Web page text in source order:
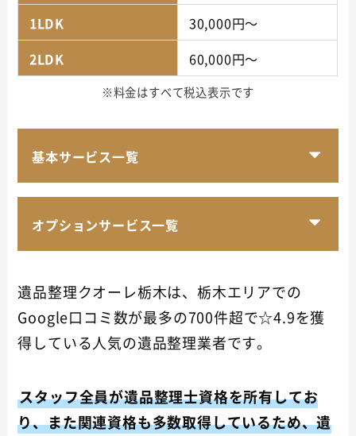
1LDK
30,000円～
2LDK
60,000円～
※料金はすべて税込表示です
基本サービス一覧
オプションサービス一覧
遺品整理クオーレ栃木は、栃木エリアでの
Google口コミ数が最多の700件超で☆4.9を獲
得している人気の遺品整理業者です。
スタッフ全員が遺品整理士資格を所有してお
り、また関連資格も多数取得しているため、遺